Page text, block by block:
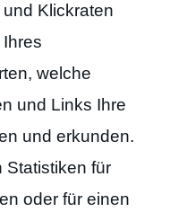
Klickraten
welche
und Links Ihre
und erkunden.
Statistiken für
oder für einen